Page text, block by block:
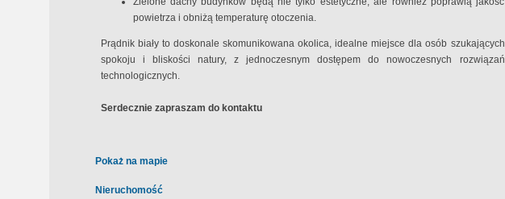
powietrza i obniżą temperaturę otoczenia.
Prądnik biały to doskonale skomunikowana okolica, idealne miejsce dla osób szukających
spokoju i bliskości natury, z jednoczesnym dostępem do nowoczesnych rozwiązań
technologicznych.
Serdecznie zapraszam do kontaktu
Pokaż na mapie
Nieruchomość